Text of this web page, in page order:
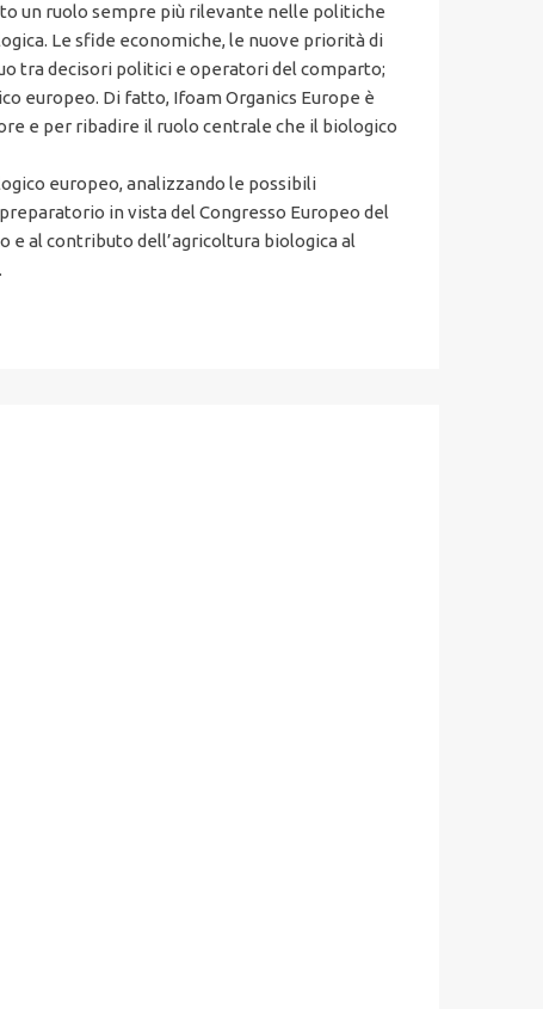
un ruolo sempre più rilevante nelle politiche
Le sfide economiche, le nuove priorità di
tra decisori politici e operatori del comparto;
europeo. Di fatto, Ifoam Organics Europe è
e per ribadire il ruolo centrale che il biologico
europeo, analizzando le possibili
in vista del Congresso Europeo del
e al contributo dell’agricoltura biologica al